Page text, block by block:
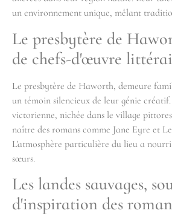
un environnement unique, mêlant
Le presbytère de
de chefs-d'œuvre
Le presbytère de Haworth, demeure
un témoin silencieux de leur génie
victorienne, nichée dans le village
naître des romans comme Jane Eyre et
L'atmosphère particulière du lieu a
sœurs.
Les landes sauvages,
d'inspiration des